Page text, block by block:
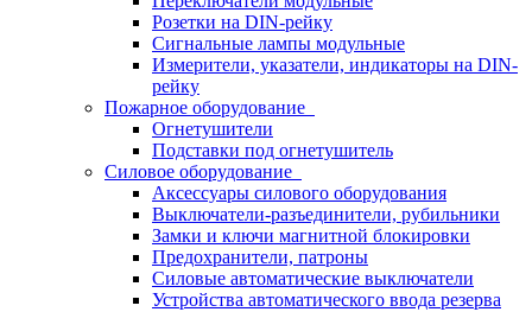
Розетки на DIN-рейку
Сигнальные лампы модульные
Измерители, указатели, индикаторы на DIN-
рейку
Пожарное оборудование
Огнетушители
Подставки под огнетушитель
Силовое оборудование
Аксессуары силового оборудования
Выключатели-разъединители, рубильники
Замки и ключи магнитной блокировки
Предохранители, патроны
Силовые автоматические выключатели
Устройства автоматического ввода резерва